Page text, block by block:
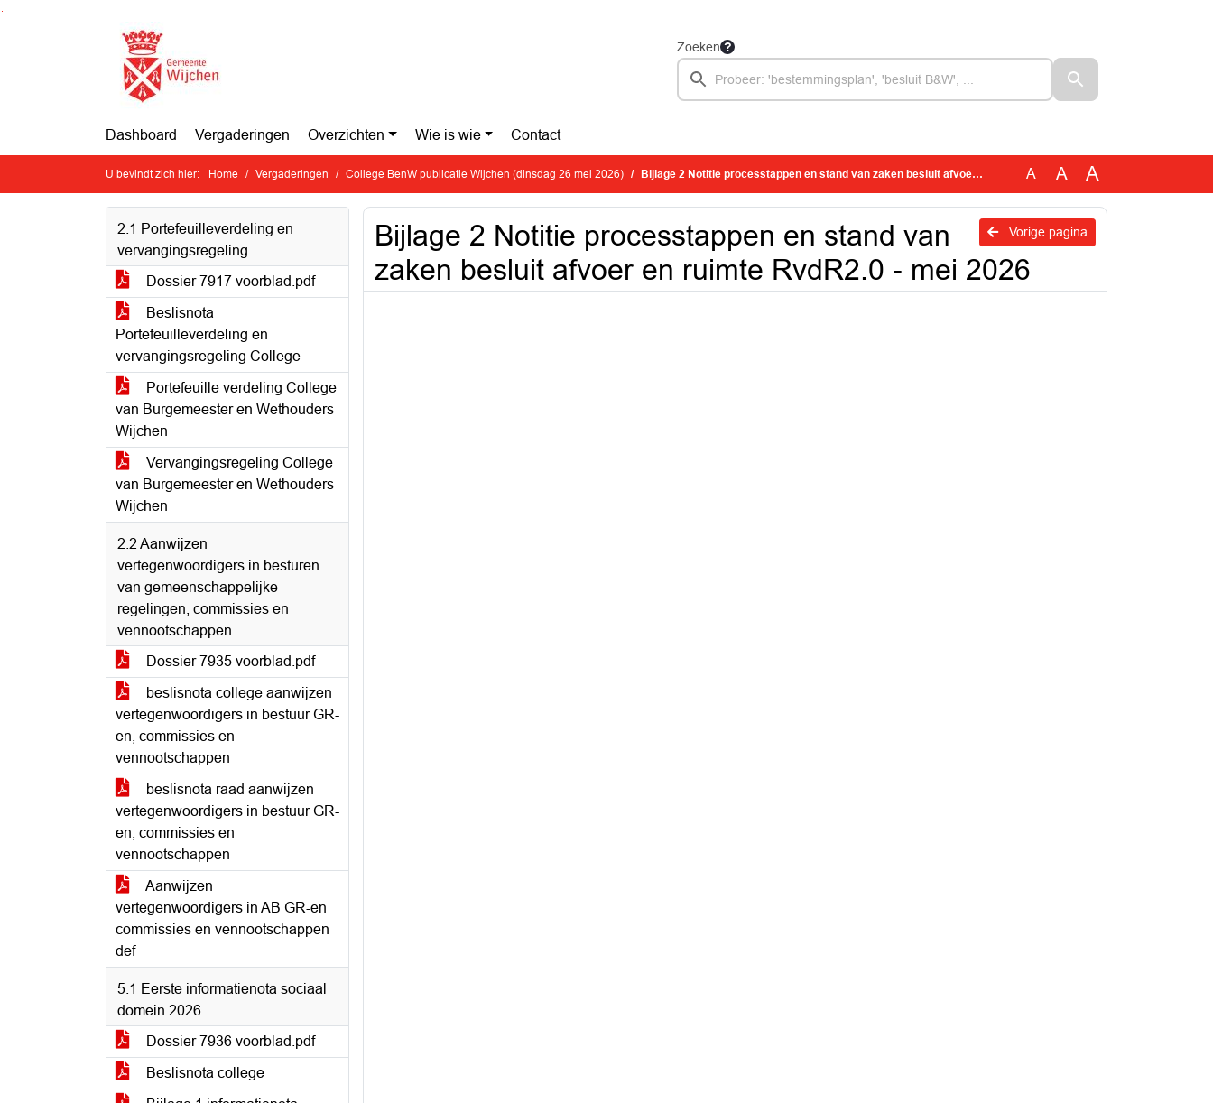
Ga naar de inhoud van deze pagina
Zoeken
Dashboard Vergaderingen Overzichten Wie is wie Contact
U bevindt zich hier: Home Vergaderingen College BenW publicatie Wijchen (dinsdag 26 mei 2026) Bijlage 2 Notitie processtappen en stand van zaken besluit afvoer en ruimte RvdR2.0 - mei 2026 A A A
2.1 Portefeuilleverdeling en
vervangingsregeling
Dossier 7917 voorblad.pdf
Beslisnota
Portefeuilleverdeling en
vervangingsregeling College
Portefeuille verdeling College
van Burgemeester en Wethouders
Wijchen
Vervangingsregeling College
van Burgemeester en Wethouders
Wijchen
2.2 Aanwijzen
vertegenwoordigers in besturen
van gemeenschappelijke
regelingen, commissies en
vennootschappen
Dossier 7935 voorblad.pdf
beslisnota college aanwijzen
vertegenwoordigers in bestuur GR-
en, commissies en
vennootschappen
beslisnota raad aanwijzen
vertegenwoordigers in bestuur GR-
en, commissies en
vennootschappen
Aanwijzen
vertegenwoordigers in AB GR-en
commissies en vennootschappen
def
5.1 Eerste informatienota sociaal
domein 2026
Dossier 7936 voorblad.pdf
Beslisnota college
Vorige pagina
Bijlage 2 Notitie processtappen en stand van
zaken besluit afvoer en ruimte RvdR2.0 - mei 2026